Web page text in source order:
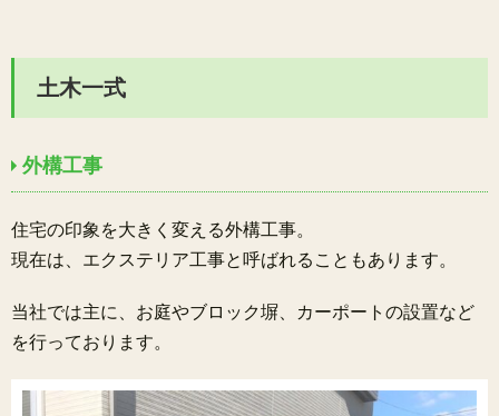
土木一式
外構工事
住宅の印象を大きく変える外構工事。
現在は、エクステリア工事と呼ばれることもあります。
当社では主に、お庭やブロック塀、カーポートの設置など
を行っております。